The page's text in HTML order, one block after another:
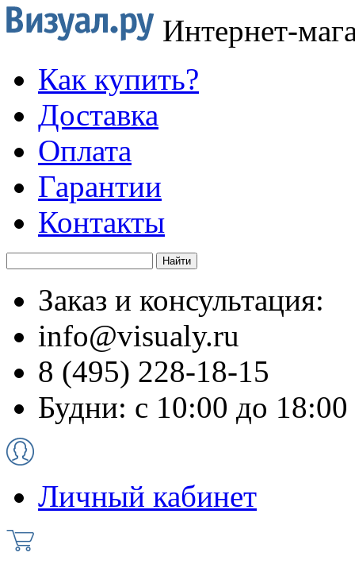
Интернет-
Как купить?
Доставка
Оплата
Гарантии
Контакты
Заказ и консультация:
info@visualy.ru
8 (495) 228-18-15
Будни: с 10:00 до 18:00
Личный кабинет